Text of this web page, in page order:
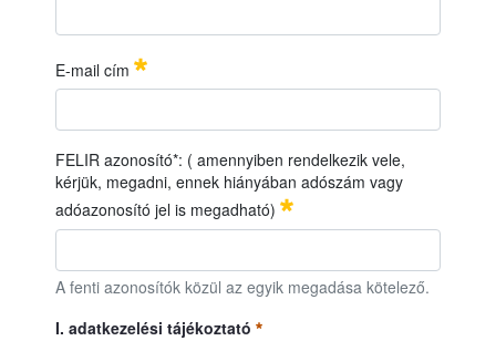
E-mail cím
FELIR azonosító*: ( amennyiben rendelkezik vele,
kérjük, megadni, ennek hiányában adószám vagy
adóazonosító jel is megadható)
FELIR azonosító*: ( amennyiben rendelkezik vele, kérjük,
A fenti azonosítók közül az egyik megadása kötelező.
I. adatkezelési tájékoztató